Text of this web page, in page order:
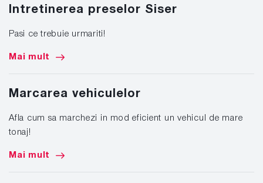
Intretinerea preselor Siser
Pasi ce trebuie urmariti!
Mai mult
Marcarea vehiculelor
Afla cum sa marchezi in mod eficient un vehicul de mare
tonaj!
Mai mult